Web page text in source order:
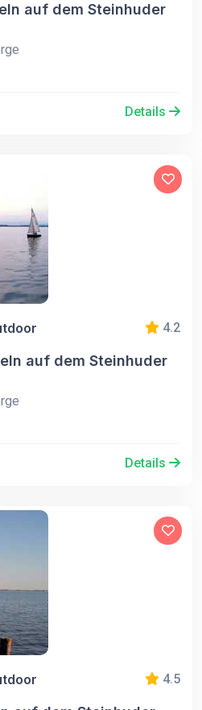
auf dem Steinhuder
Details
4.2
auf dem Steinhuder
Details
4.5